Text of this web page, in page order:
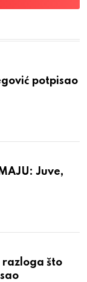
potpisao
Juve,
razloga što